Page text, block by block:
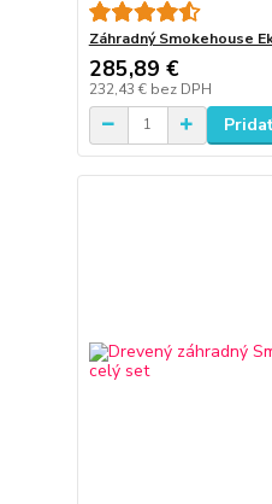
Záhradný Smokehouse
285,89 €
232,43 € bez DPH